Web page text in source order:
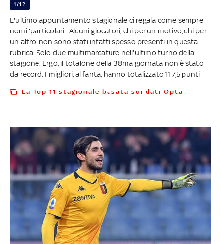
1/12
L'ultimo appuntamento stagionale ci regala come sempre
nomi 'particolari'. Alcuni giocatori, chi per un motivo, chi per
un altro, non sono stati infatti spesso presenti in questa
rubrica. Solo due multimarcature nell'ultimo turno della
stagione. Ergo, il totalone della 38ma giornata non è stato
da record. I migliori, al fanta, hanno totalizzato 117,5 punti
La Top 11 stagionale basata sui dati Opta